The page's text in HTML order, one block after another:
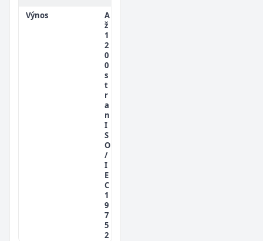
Výnos
A
ž
1
2
0
0
s
t
r
a
n
I
S
O
/
I
E
C
1
9
7
5
2